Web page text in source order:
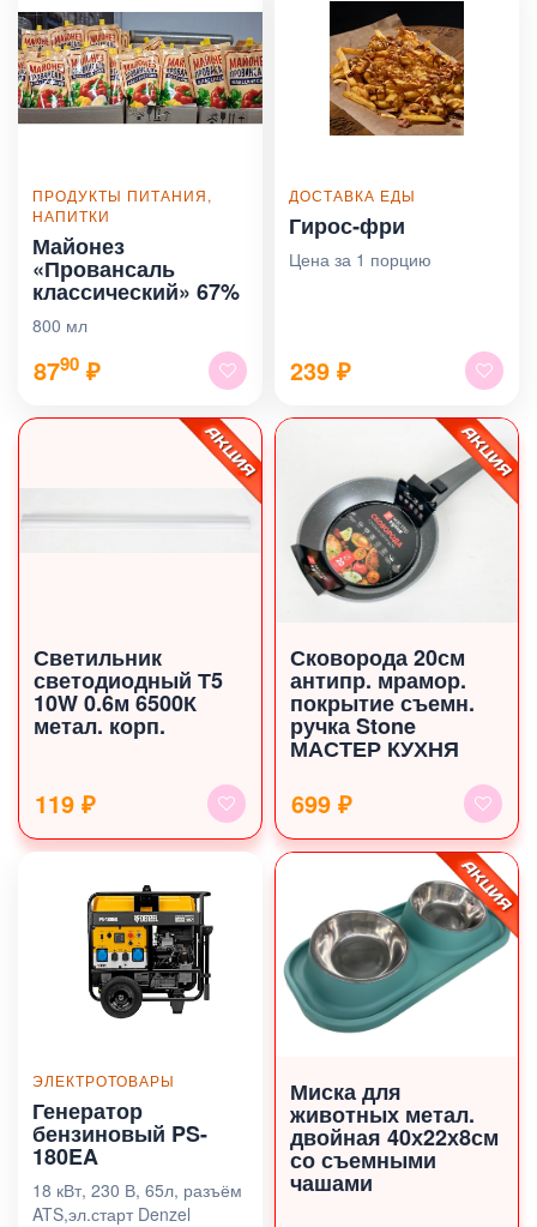
ПРОДУКТЫ ПИТАНИЯ,
НАПИТКИ
Майонез
«Провансаль
классический» 67%
800 мл
8790 ₽
ДОСТАВКА ЕДЫ
Гирос‑фри
Цена за 1 порцию
239 ₽
Светильник
светодиодный Т5
10W 0.6м 6500К
метал. корп.
119 ₽
Сковорода 20см
антипр. мрамор.
покрытие съемн.
ручка Stone
МАСТЕР КУХНЯ
699 ₽
ЭЛЕКТРОТОВАРЫ
Генератор
бензиновый PS-
180EA
18 кВт, 230 В, 65л, разъём
ATS,эл.старт Denzel
Миска для
животных метал.
двойная 40х22х8см
со съемными
чашами